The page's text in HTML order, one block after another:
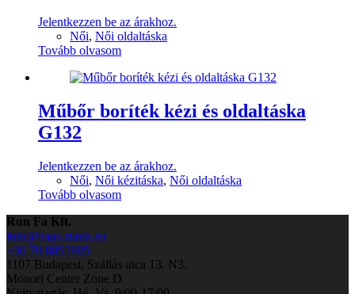
Jelentkezzen be az árakhoz.
Női, Női oldaltáska
Tovább olvasom
Műbőr boríték kézi és oldaltáska
G132
Jelentkezzen be az árakhoz.
Női, Női kézitáska, Női oldaltáska
Tovább olvasom
Run Fa Kft.
info@bags-runfa.eu
+36 70 8855905
1107 Budapest, Szállás utca 13. N3.
Monori Center Zone D